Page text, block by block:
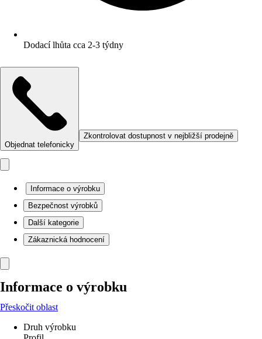
Dodací lhůta cca 2-3 týdny
Objednat telefonicky
Zkontrolovat dostupnost v nejbližší prodejně
Informace o výrobku
Bezpečnost výrobků
Další kategorie
Zákaznická hodnocení
Informace o výrobku
Přeskočit oblast
Druh výrobku